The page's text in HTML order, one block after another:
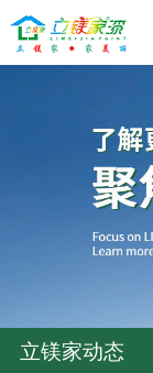
立镁家动态